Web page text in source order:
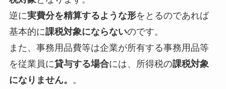
逆に実費分を精算するような形をとるのであれば
基本的に課税対象にならないのです。
また、事務用品費等は企業が所有する事務用品等
を従業員に貸与する場合には、所得税の課税対象
になりません。 。